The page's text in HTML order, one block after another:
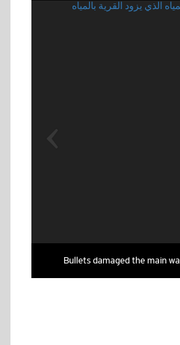
يزود القرية بالمياه
Bullets damaged the main